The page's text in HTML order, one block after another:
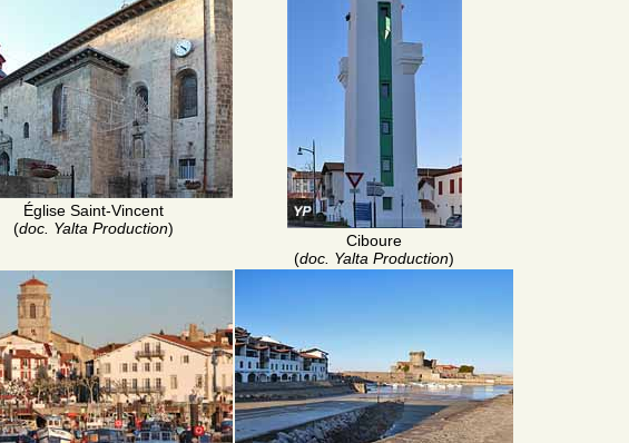
Église Saint-Vincent
(doc. Yalta Production)
Ciboure
(doc. Yalta Production)